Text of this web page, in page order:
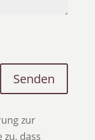
Senden
zur
dass